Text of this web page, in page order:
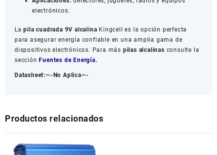
electrónicos.
Lapila cuadrada 9V alcalina Kingcell es la opción perfecta
para asegurar energía confiable en una amplia gama de
dispositivos electrónicos. Para más pilas alcalinas consulte la
secciónFuentes de Energía.
Datasheet:—-No Aplica—-
Productos relacionados